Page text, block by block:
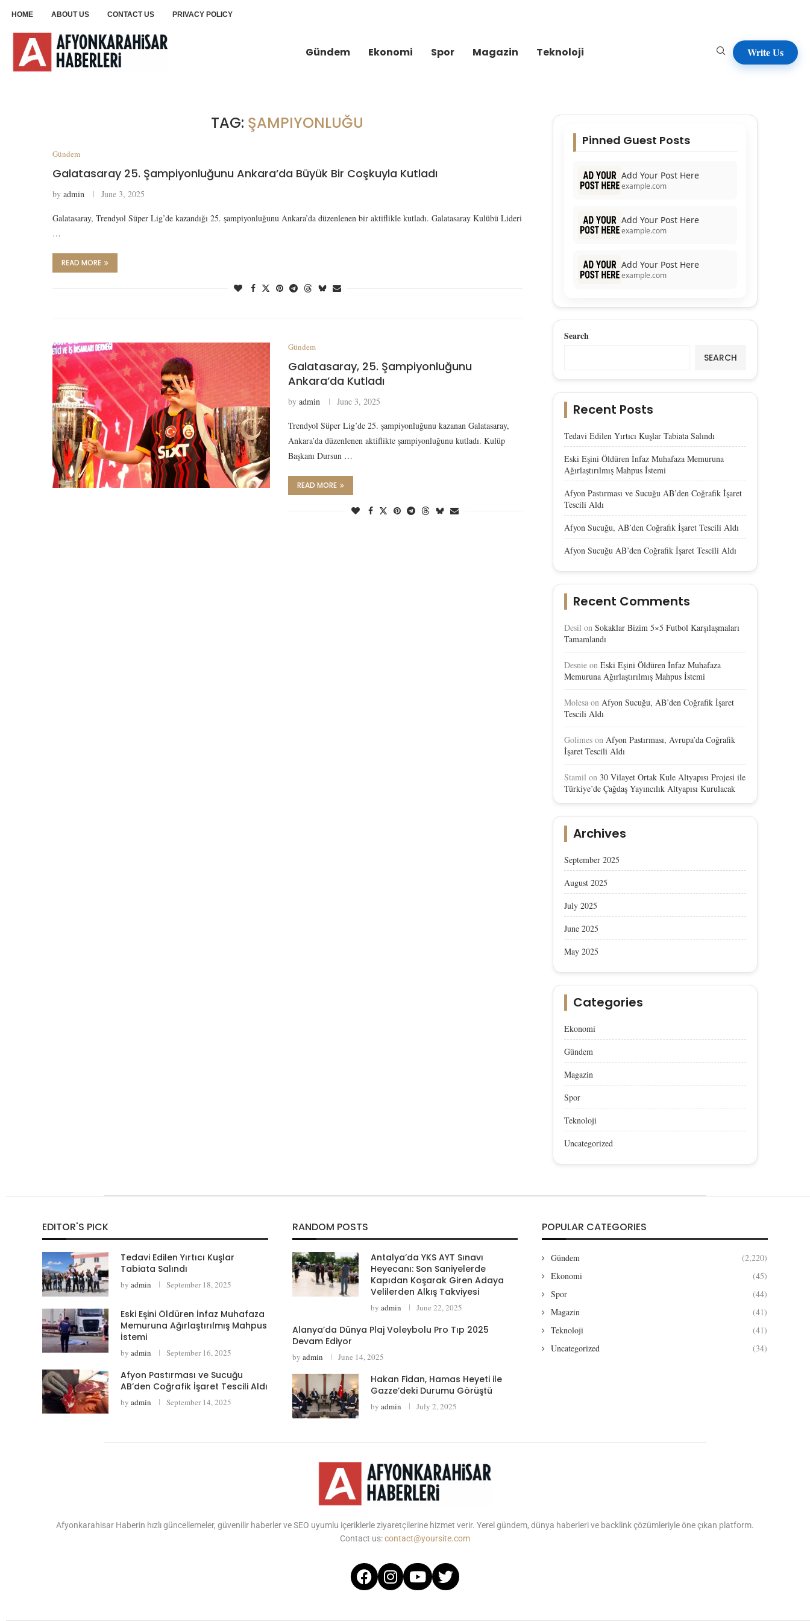
HOME ABOUT US CONTACT US PRIVACY POLICY
Gündem Ekonomi Spor Magazin Teknoloji Write Us
TAG: ŞAMPIYONLUĞU
Gündem
Galatasaray 25. Şampiyonluğunu Ankara’da Büyük Bir Coşkuyla Kutladı
by admin June 3, 2025
Galatasaray, Trendyol Süper Lig’de kazandığı 25. şampiyonluğunu Ankara’da düzenlenen bir aktiflikle kutladı. Galatasaray Kulübü Lideri
…
READ MORE
Gündem
Galatasaray, 25. Şampiyonluğunu
Ankara’da Kutladı
by admin June 3, 2025
Trendyol Süper Lig’de 25. şampiyonluğunu kazanan Galatasaray,
Ankara’da düzenlenen aktiflikte şampiyonluğunu kutladı. Kulüp
Başkanı Dursun …
READ MORE
Pinned Guest Posts
Add Your Post Here
example.com
Add Your Post Here
example.com
Add Your Post Here
example.com
Search
SEARCH
Recent Posts
Tedavi Edilen Yırtıcı Kuşlar Tabiata Salındı
Eski Eşini Öldüren İnfaz Muhafaza Memuruna
Ağırlaştırılmış Mahpus İstemi
Afyon Pastırması ve Sucuğu AB’den Coğrafik İşaret
Tescili Aldı
Afyon Sucuğu, AB’den Coğrafik İşaret Tescili Aldı
Afyon Sucuğu AB’den Coğrafik İşaret Tescili Aldı
Recent Comments
Desil on Sokaklar Bizim 5×5 Futbol Karşılaşmaları
Tamamlandı
Desnie on Eski Eşini Öldüren İnfaz Muhafaza
Memuruna Ağırlaştırılmış Mahpus İstemi
Molesa on Afyon Sucuğu, AB’den Coğrafik İşaret
Tescili Aldı
Golimes on Afyon Pastırması, Avrupa’da Coğrafik
İşaret Tescili Aldı
Stamil on 30 Vilayet Ortak Kule Altyapısı Projesi ile
Türkiye’de Çağdaş Yayıncılık Altyapısı Kurulacak
Archives
September 2025
August 2025
July 2025
June 2025
May 2025
Categories
Ekonomi
Gündem
Magazin
Spor
Teknoloji
Uncategorized
EDITOR'S PICK
Tedavi Edilen Yırtıcı Kuşlar
Tabiata Salındı
by admin September 18, 2025
Eski Eşini Öldüren İnfaz Muhafaza
Memuruna Ağırlaştırılmış Mahpus
İstemi
by admin September 16, 2025
Afyon Pastırması ve Sucuğu
AB’den Coğrafik İşaret Tescili Aldı
by admin September 14, 2025
RANDOM POSTS
Antalya’da YKS AYT Sınavı
Heyecanı: Son Saniyelerde
Kapıdan Koşarak Giren Adaya
Velilerden Alkış Takviyesi
by admin June 22, 2025
Alanya’da Dünya Plaj Voleybolu Pro Tıp 2025
Devam Ediyor
by admin June 14, 2025
Hakan Fidan, Hamas Heyeti ile
Gazze’deki Durumu Görüştü
by admin July 2, 2025
POPULAR CATEGORIES
Gündem
(2,220)
Ekonomi
(45)
Spor
(44)
Magazin
(41)
Teknoloji
(41)
Uncategorized
(34)
Afyonkarahisar Haberin hızlı güncellemeler, güvenilir haberler ve SEO uyumlu içeriklerle ziyaretçilerine hizmet verir. Yerel gündem, dünya haberleri ve backlink çözümleriyle öne çıkan platform.
Contact us:contact@yoursite.com